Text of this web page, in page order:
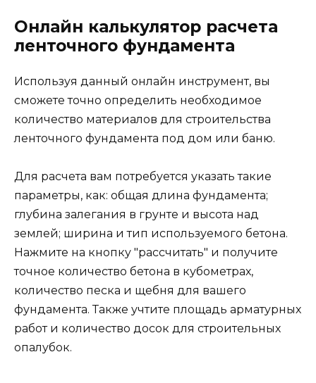
Онлайн калькулятор расчета
ленточного фундамента
Используя данный онлайн инструмент, вы
сможете точно определить необходимое
количество материалов для строительства
ленточного фундамента под дом или баню.
Для расчета вам потребуется указать такие
параметры, как: общая длина фундамента;
глубина залегания в грунте и высота над
землей; ширина и тип используемого бетона.
Нажмите на кнопку "рассчитать" и получите
точное количество бетона в кубометрах,
количество песка и щебня для вашего
фундамента. Также учтите площадь арматурных
работ и количество досок для строительных
опалубок.